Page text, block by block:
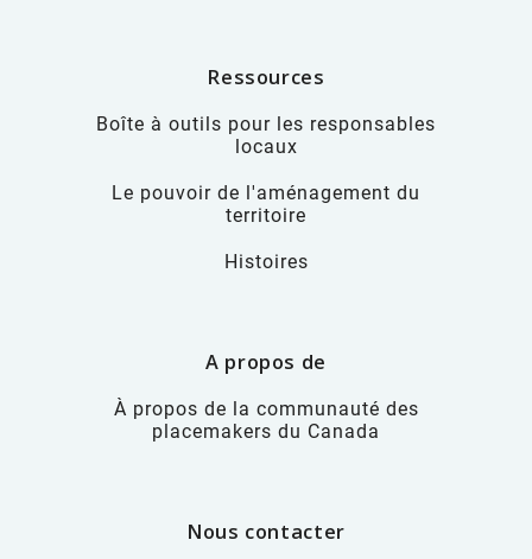
Ressources
Boîte à outils pour les responsables
locaux
Le pouvoir de l'aménagement du
territoire
Histoires
A propos de
À propos de la communauté des
placemakers du Canada
Nous contacter